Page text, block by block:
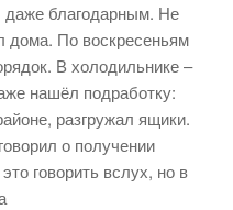
даже благодарным. Не
дома. По воскресеньям
В холодильнике –
нашёл подработку:
разгружал ящики.
о получении
говорить вслух, но в